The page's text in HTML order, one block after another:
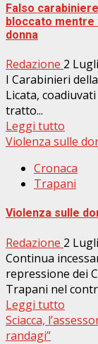
Falso
bloccato mentre
donna
Redazione 2
I Carabinieri
Licata,
tratto...
Leggi tutto
Violenza sulle
Cronaca
Trapani
Violenza sulle
Redazione 2
Continua
repressione dei
Trapani nel
Leggi tutto
Sciacca,
randagi”